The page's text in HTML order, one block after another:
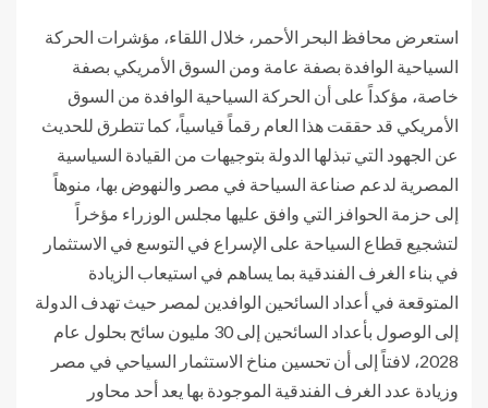
استعرض محافظ البحر الأحمر، خلال اللقاء، مؤشرات الحركة
السياحية الوافدة بصفة عامة ومن السوق الأمريكي بصفة
خاصة، مؤكداً على أن الحركة السياحية الوافدة من السوق
الأمريكي قد حققت هذا العام رقماً قياسياً، كما تتطرق للحديث
عن الجهود التي تبذلها الدولة بتوجيهات من القيادة السياسية
المصرية لدعم صناعة السياحة في مصر والنهوض بها، منوهاً
إلى حزمة الحوافز التي وافق عليها مجلس الوزراء مؤخراً
لتشجيع قطاع السياحة على الإسراع في التوسع في الاستثمار
في بناء الغرف الفندقية بما يساهم في استيعاب الزيادة
المتوقعة في أعداد السائحين الوافدين لمصر حيث تهدف الدولة
إلى الوصول بأعداد السائحين إلى 30 مليون سائح بحلول عام
2028، لافتاً إلى أن تحسين مناخ الاستثمار السياحي في مصر
وزيادة عدد الغرف الفندقية الموجودة بها يعد أحد محاور